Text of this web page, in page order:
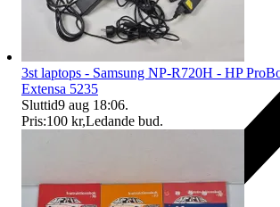
3st laptops - Samsung NP-R720H - HP
Extensa 5235
Sluttid9 aug 18:06.
Pris:100 kr,Ledande bud.